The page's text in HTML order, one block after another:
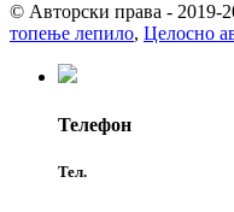
© Авторски права - 2019-
топење лепило, Целосно
Телефон
Тел.